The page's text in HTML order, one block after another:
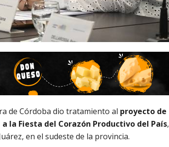
de Córdoba dio tratamiento al proyecto de
la Fiesta del Corazón Productivo del País,
en el sudeste de la provincia.